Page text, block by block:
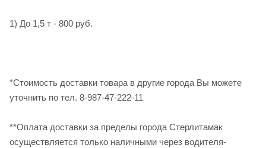
1) До 1,5 т - 800 руб.
*Стоимость доставки товара в другие города Вы можете
уточнить по тел. 8-987-47-222-11
**Оплата доставки за пределы города Стерлитамак
осуществляется только наличными через водителя-